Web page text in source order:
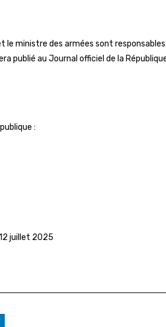
le ministre des armées sont
publié au Journal officiel de la
:
juillet 2025